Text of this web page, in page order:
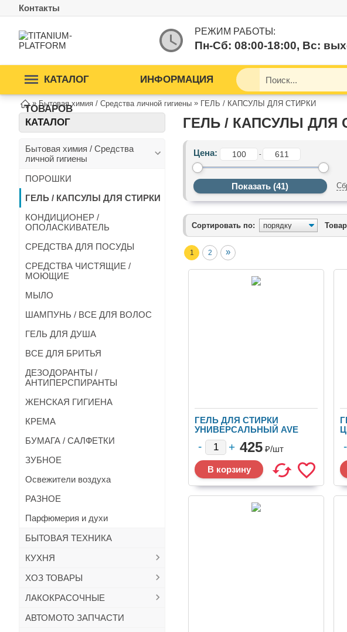
Контакты
РЕЖИМ РАБОТЫ:
Пн-Cб: 08:00-18:00, Вс:
КАТАЛОГ
ТОВАРОВ
ИНФОРМАЦИЯ
» Бытовая химия / Средства личной гигиены » ГЕЛЬ / КАПСУЛЫ ДЛЯ СТИРКИ
КАТАЛОГ
Бытовая химия / Средства
личной гигиены
ПОРОШКИ
ГЕЛЬ / КАПСУЛЫ ДЛЯ СТИРКИ
КОНДИЦИОНЕР /
ОПОЛАСКИВАТЕЛЬ
СРЕДСТВА ДЛЯ ПОСУДЫ
СРЕДСТВА ЧИСТЯЩИЕ /
МОЮЩИЕ
МЫЛО
ШАМПУНЬ / ВСЕ ДЛЯ ВОЛОС
ГЕЛЬ ДЛЯ ДУША
ВСЕ ДЛЯ БРИТЬЯ
ДЕЗОДОРАНТЫ /
АНТИПЕРСПИРАНТЫ
ЖЕНСКАЯ ГИГИЕНА
КРЕМА
БУМАГА / САЛФЕТКИ
ЗУБНОЕ
Освежители воздуха
РАЗНОЕ
Парфюмерия и духи
БЫТОВАЯ ТЕХНИКА
КУХНЯ
ХОЗ ТОВАРЫ
ЛАКОКРАСОЧНЫЕ
АВТОМОТО ЗАПЧАСТИ
ГЕЛЬ / КАПСУЛЫ ДЛЯ
Цена: -
Сортировать по:
1 2 »
ГЕЛЬ ДЛЯ СТИРКИ
УНИВЕРСАЛЬНЫЙ AVE
1,9Л (ИРАН) 1/6
425 ₽/шт